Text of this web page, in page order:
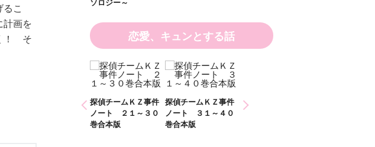
こ
計画を
！ そ
恋愛、キュンとする話
探偵チームＫＺ事件
ノート ２１～３０
探偵チームＫＺ事件
ノート ３１～４０
探偵チームＫＺ事件
ノート １１～２０